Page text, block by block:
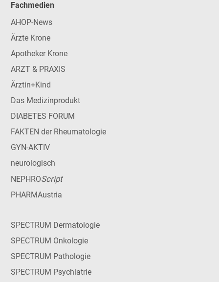
Fachmedien
AHOP-News
Ärzte Krone
Apotheker Krone
ARZT & PRAXIS
Ärztin+Kind
Das Medizinprodukt
DIABETES FORUM
FAKTEN der Rheumatologie
GYN-AKTIV
neurologisch
NEPHROScript
PHARMAustria
SPECTRUM Dermatologie
SPECTRUM Onkologie
SPECTRUM Pathologie
SPECTRUM Psychiatrie